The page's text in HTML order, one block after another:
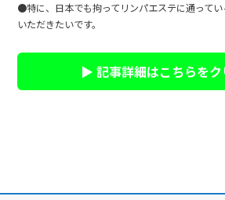
●特に、日本でも拘ってリンパエステに通って
いただきたいです。
▶ 記事詳細はこちらをク